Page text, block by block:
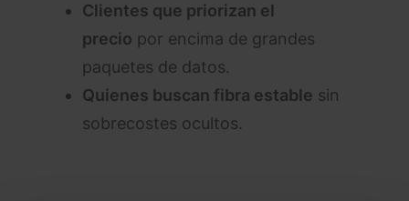
Clientes que priorizan el
precio por encima de grandes
paquetes de datos.
Quienes buscan fibra estable sin
sobrecostes ocultos.